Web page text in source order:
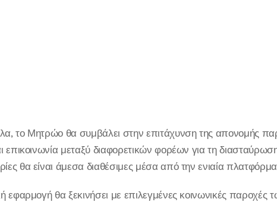
το Μητρώο θα συμβάλει στην επιτάχυνση της απονομής
επικοινωνία μεταξύ διαφορετικών φορέων για τη
θα είναι άμεσα διαθέσιμες μέσα από την ενιαία
εφαρμογή θα ξεκινήσει με επιλεγμένες κοινωνικές παροχές